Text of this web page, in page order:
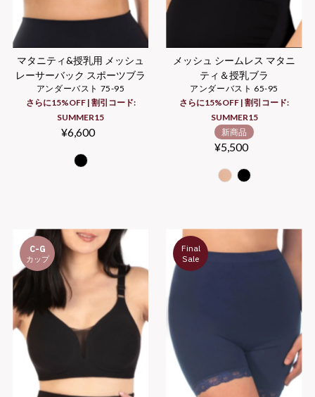
マタニティ&授乳用 メッシュ
レーサーバック スポーツブラ
アンダーバスト 75-95
さらに15%OFF | 割引コード:
SUMMER15
Regular
¥6,600
メッシュ シームレス マタニ
ティ＆授乳ブラ
アンダーバスト 65-95
さらに15%OFF | 割引コード:
SUMMER15
新商品
Regular
¥5,500
C-G
カップ
Final
Sale